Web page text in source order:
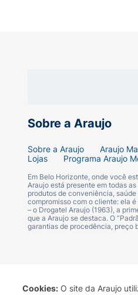
Cookies: O site da Araujo
Sobre a Araujo
Sobre a Araujo Araujo
Lojas
Programa Araujo
Em Belo Horizonte, onde você
Araujo está presente em todas
produtos de conveniência,
compromisso com o cliente: ela
– o Drogatel Araujo (1963), a
que a Araujo se destaca. O
garantias de procedência, preço